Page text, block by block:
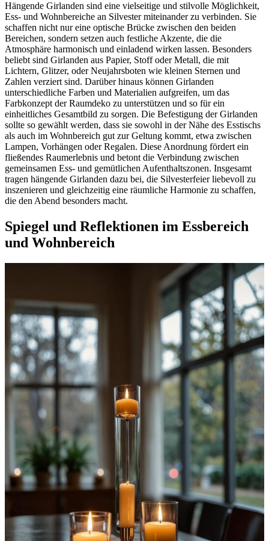
Hängende Girlanden sind eine vielseitige und stilvolle Möglichkeit,
Ess- und Wohnbereiche an Silvester miteinander zu verbinden. Sie
schaffen nicht nur eine optische Brücke zwischen den beiden
Bereichen, sondern setzen auch festliche Akzente, die die
Atmosphäre harmonisch und einladend wirken lassen. Besonders
beliebt sind Girlanden aus Papier, Stoff oder Metall, die mit
Lichtern, Glitzer, oder Neujahrsboten wie kleinen Sternen und
Zahlen verziert sind. Darüber hinaus können Girlanden
unterschiedliche Farben und Materialien aufgreifen, um das
Farbkonzept der Raumdeko zu unterstützen und so für ein
einheitliches Gesamtbild zu sorgen. Die Befestigung der Girlanden
sollte so gewählt werden, dass sie sowohl in der Nähe des Esstischs
als auch im Wohnbereich gut zur Geltung kommt, etwa zwischen
Lampen, Vorhängen oder Regalen. Diese Anordnung fördert ein
fließendes Raumerlebnis und betont die Verbindung zwischen
gemeinsamen Ess- und gemütlichen Aufenthaltszonen. Insgesamt
tragen hängende Girlanden dazu bei, die Silvesterfeier liebevoll zu
inszenieren und gleichzeitig eine räumliche Harmonie zu schaffen,
die den Abend besonders macht.
Spiegel und Reflektionen im Essbereich
und Wohnbereich